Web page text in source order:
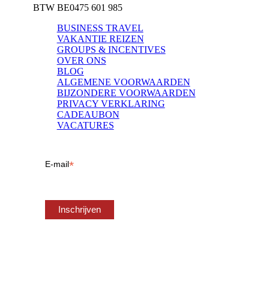
BTW BE0475 601 985
BUSINESS TRAVEL
VAKANTIE REIZEN
GROUPS & INCENTIVES
OVER ONS
BLOG
ALGEMENE VOORWAARDEN
BIJZONDERE VOORWAARDEN
PRIVACY VERKLARING
CADEAUBON
VACATURES
E-mail*